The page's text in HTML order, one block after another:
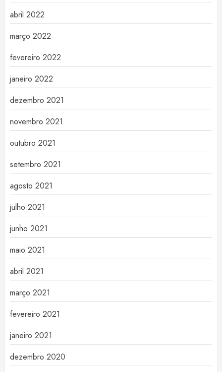
abril 2022
março 2022
fevereiro 2022
janeiro 2022
dezembro 2021
novembro 2021
outubro 2021
setembro 2021
agosto 2021
julho 2021
junho 2021
maio 2021
abril 2021
março 2021
fevereiro 2021
janeiro 2021
dezembro 2020